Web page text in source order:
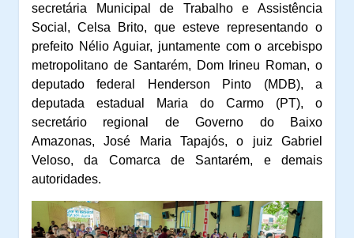
secretária Municipal de Trabalho e Assistência
Social, Celsa Brito, que esteve representando o
prefeito Nélio Aguiar, juntamente com o arcebispo
metropolitano de Santarém, Dom Irineu Roman, o
deputado federal Henderson Pinto (MDB), a
deputada estadual Maria do Carmo (PT), o
secretário regional de Governo do Baixo
Amazonas, José Maria Tapajós, o juiz Gabriel
Veloso, da Comarca de Santarém, e demais
autoridades.